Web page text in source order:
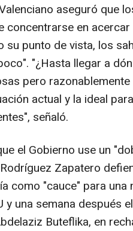
aseguró que
concentrarse en
su punto de vista, los
"¿Hasta llegar a
pero
actual y la ideal
señaló.
el Gobierno use un
Zapatero
como "cauce" para
y una semana después
Buteflika, en